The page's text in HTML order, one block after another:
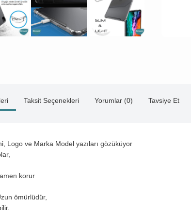
Taksit Seçenekleri Yorumlar (0) Tavsiye Et
Logo ve Marka Model yazıları gözüküyor
korur
ömürlüdür,